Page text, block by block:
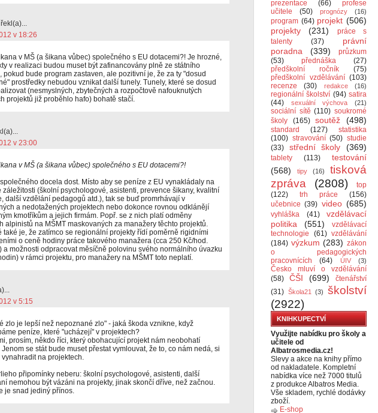
v 18:26
v MŠ (a šikana vůbec) společného s EU dotacemi?! Je hrozné,
v realizaci budou muset být zafinancovány plně ze státního
pokud bude program zastaven, ale pozitivní je, že za ty "dosud
prostředky nebudou vznikat další tunely. Tunely, které se dosud
(nesmyslných, zbytečných a rozpočtově nafouknutých
projektů již proběhlo hafo) bohatě stačí.
v 23:00
v MŠ (a šikana vůbec) společného s EU dotacemi?!
docela dost. Místo aby se peníze z EU vynakládaly na
záležitosti (školní psychologové, asistenti, prevence šikany, kvalitní
další vzdělání pedagogů atd.), tak se buď promrhávají v
a nedotažených projektech nebo dokonce rovnou odklánějí
kmotříkům a jejich firmám. Popř. se z nich platí odměny
alpinistů na MŠMT maskovaných za manažery těchto projektů.
také je, že zatímco se regionální projekty řídí poměrně rigidními
o ceně hodiny práce takového manažera (cca 250 Kč/hod.
a možnosti odpracovat měsíčně polovinu svého normálního úvazku
v rámci projektu, pro manažery na MŠMT toto neplatí.
v 5:15
zlo je lepší než nepoznané zlo" - jaká škoda vznikne, když
peníze, které "ucházejí" v projektech?
prosím, někdo říci, který obohacující projekt nám neobohatí
se stát bude muset přestat vymlouvat, že to, co nám nedá, si
vynahradit na projektech.
připomínky neberu: školní psychologové, asistenti, další
nemohou být vázáni na projekty, jinak skončí dříve, než začnou.
je snad jediný přínos.
prezentace
(66)
profese
učitele
(50) prognózy (16)
program (64) projekt (506)
projekty
(231)
práce s
talenty
(37)
právní
poradna
(339)
průzkum
(53)
přednáška
(27)
předškolní ročník
(75)
předškolní vzdělávání (103)
recenze
(30) redakce (16)
regionální školství (94) satira
(44)
sexuální výchova (21)
sociální sítě (110) soukromé
školy
(165) soutěž (498)
standard (127)
statistika
(100) stravování (50) studie
(33)
střední školy (369)
tablety (113)
testování
(568)
tipy (16)
tisková
zpráva
(2808)
top
(122)
trh práce
(156)
učebnice (39) video (685)
vyhláška (41)
vzdělávací
politika
(551)
vzdělávací
technologie
(61) vzdělávání
(184) výzkum (283) zákon
o pedagogických
pracovnících
(64) ÚIV (3)
Česko mluví o vzdělávání
(58)
ČŠI (699)
čtenářství
(31) Škola21 (3)
školství
(2922)
KNIHKUPECTVÍ
Využijte nabídku pro školy a
učitele od
Albatrosmedia.cz!
Slevy a akce na knihy přímo
od nakladatele. Kompletní
nabídka více než 7000 titulů
z produkce Albatros Media.
Vše skladem, rychlé dodávky
zboží.
E-shop